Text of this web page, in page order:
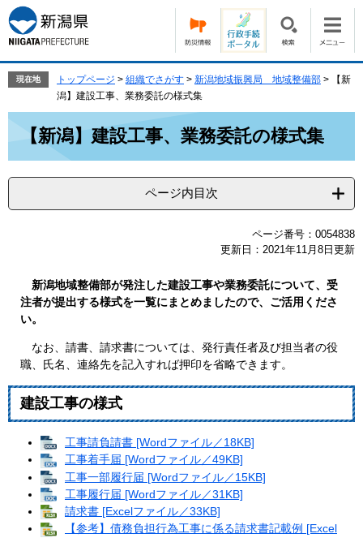
ー
ジ
の
で
ニ
ュ
ー
ば
本
文
現在地 トップページ > 組織でさがす > 新潟地域振興局 地域整備部 >
【新
潟】建設工事、業務委託の様式集
【新潟】建設工事、業務委託の様式集
ページ内目次
ページ番号：0054838
更新日：2021年11月8日更新
新潟地域整備部が発注した建設工事や業務委託について、受
注者が提出する様式を一覧にまとめましたので、ご活用くださ
い。
なお、請書、請求書については、発行責任者及び担当者の役
職、氏名、連絡先を記入すれば押印を省略できます。
建設工事の様式
工事請負請書 [Wordファイル／18KB]
工事着手届 [Wordファイル／49KB]
工事一部履行届 [Wordファイル／15KB]
工事履行届 [Wordファイル／31KB]
請求書 [Excelファイル／33KB]
【参考】債務負担行為工事に係る請求書記載例 [Excel